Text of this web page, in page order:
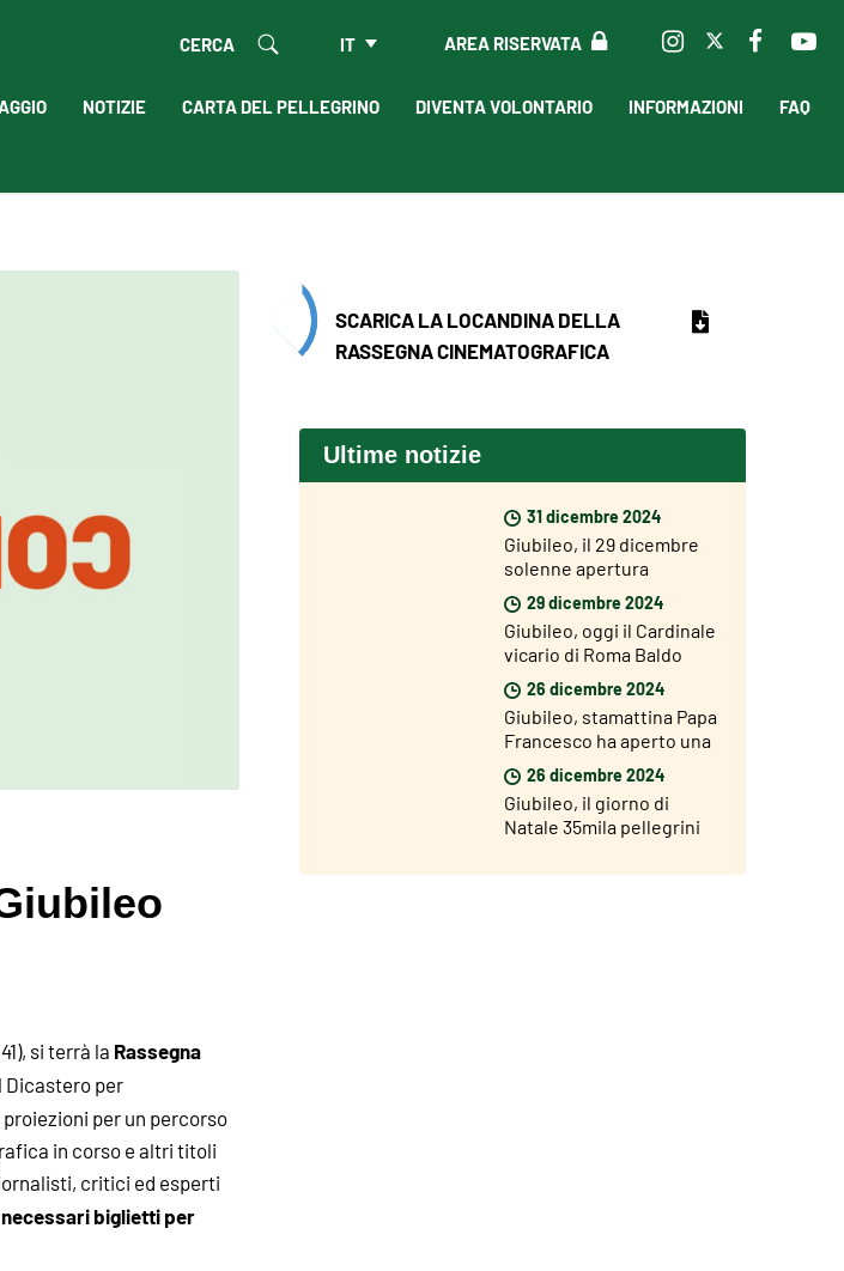
AREA RISERVATA
IT
CERCA
NOTIZIE CARTA DEL PELLEGRINO DIVENTA VOLONTARIO INFORMAZIONI FAQ
si terrà la Rassegna
Dicastero per
proiezioni per un percorso
in corso e altri titoli
critici ed esperti
necessari biglietti per
SCARICA LA LOCANDINA DELLA
RASSEGNA CINEMATOGRAFICA
Ultime notizie
31 dicembre 2024
Giubileo, il 29 dicembre
solenne apertura
dell’Anno Giubilare nelle
diocesi del mondo
29 dicembre 2024
Giubileo, oggi il Cardinale
vicario di Roma Baldo
Reina ha aperto la Porta
Santa di San Giovanni
26 dicembre 2024
Giubileo, stamattina Papa
Francesco ha aperto una
Porta Santa nel carcere di
Rebibbia
26 dicembre 2024
Giubileo, il giorno di
Natale 35mila pellegrini
Porta Santa di San Pietro